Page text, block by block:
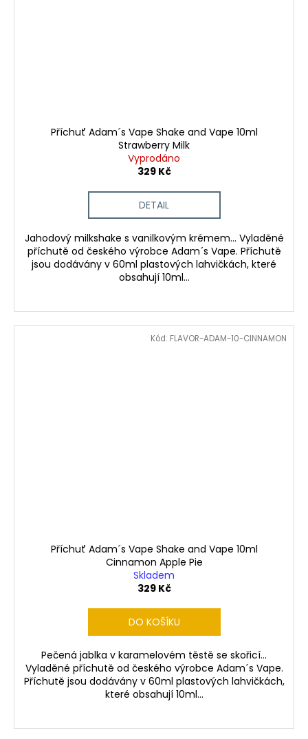
Příchuť Adam´s Vape Shake and Vape 10ml
Strawberry Milk
Vyprodáno
329 Kč
DETAIL
Jahodový milkshake s vanilkovým krémem... Vyladěné
příchutě od českého výrobce Adam´s Vape. Příchutě
jsou dodávány v 60ml plastových lahvičkách, které
obsahují 10ml...
Příchuť Adam´s Vape Shake and Vape 10ml
Cinnamon Apple Pie
Skladem
329 Kč
DO KOŠÍKU
Pečená jablka v karamelovém těstě se skořicí...
Vyladěné příchutě od českého výrobce Adam´s Vape.
Příchutě jsou dodávány v 60ml plastových lahvičkách,
které obsahují 10ml...
Kód: FLAVOR-ADAM-10-CINNAMON